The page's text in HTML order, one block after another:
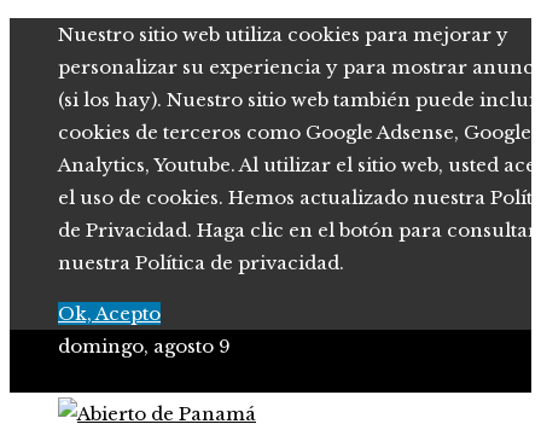
Nuestro sitio web utiliza cookies para mejorar y
personalizar su experiencia y para mostrar
(si los hay). Nuestro sitio web también puede
cookies de terceros como Google Adsense, Google
Analytics, Youtube. Al utilizar el sitio web, usted
el uso de cookies. Hemos actualizado nuestra
de Privacidad. Haga clic en el botón para consultar
nuestra Política de privacidad.
Ok, Acepto
domingo, agosto 9